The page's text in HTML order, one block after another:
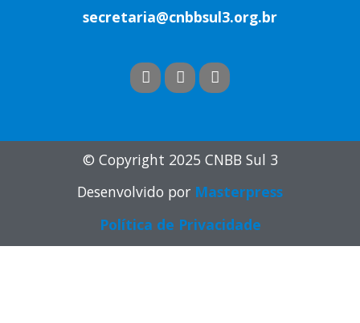
secretaria@cnbbsul3.org.br
© Copyright 2025 CNBB Sul 3
Desenvolvido por Masterpress
Política de Privacidade